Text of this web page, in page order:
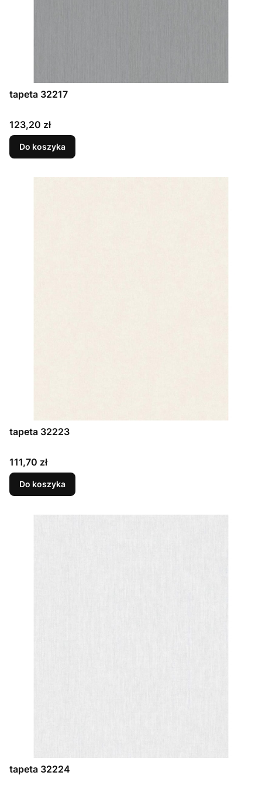
tapeta 32217
Cena
123,20 zł
Do koszyka
tapeta 32223
Cena
111,70 zł
Do koszyka
tapeta 32224